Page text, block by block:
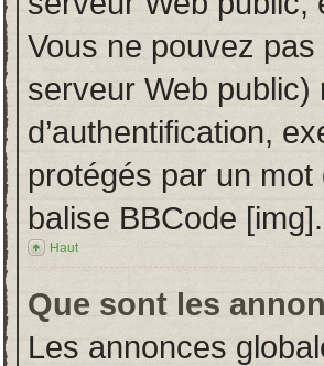
Vous ne pouvez
serveur Web
d’authentification,
protégés par un mot
balise BBCode [img].
Haut
Que sont les
Les annonces